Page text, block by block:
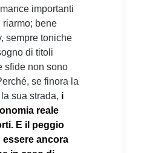
importanti
riarmo; bene
sempre toniche
di titoli
sfide non sono
se finora la
sua strada, i
reale
E il peggio
ancora